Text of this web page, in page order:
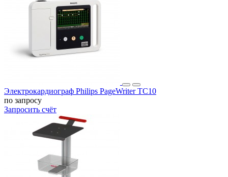
Электрокардиограф Philips PageWriter TC10
по запросу
Запросить счёт